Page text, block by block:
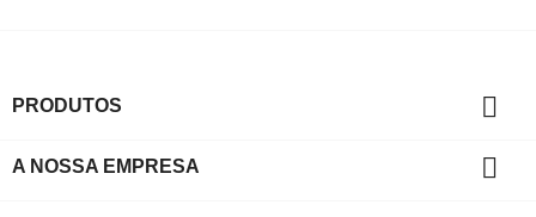
PRODUTOS 
A NOSSA EMPRESA 